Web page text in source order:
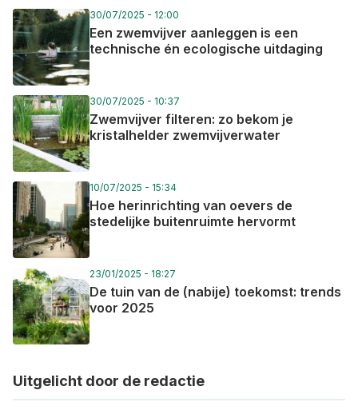
tussen het regionale valleilandschap en de dorpskern.
Dit past in de visie Alken Valley 2030 en draagt bij tot
een klimaatrobuust Alken.
Arendonk
De gemeente Arendonk zal via drie projecten de
groenblauwe structuur van de waterloop Wamp
versterken en daarbij meer ruimte creëren voor
infiltratie en buffering van (regen)water.
Bovenstrooms wordt het speelplein De Vloed onthard
en ingericht als waterbuffer met natuurlijke
waterspeeltuin voor de buurt. Daarnaast worden
terreinen van het Gemeenschapsonderwijs langs de
Wamp aangekocht en ingericht als
overstromingsgebied, moeraszone en een natuurlijk
park met een verbindende functie in het trage
wegennetwerk. Tot slot wordt een
woonuitbreidingsgebied herbestemd naar een
openruimtegebied om bijkomende bebouwing te
30/07/2025 - 12:00
Een zwemvijver aanleggen is een
technische én ecologische uitdaging
30/07/2025 - 10:37
Zwemvijver filteren: zo bekom je
kristalhelder zwemvijverwater
10/07/2025 - 15:34
Hoe herinrichting van oevers de
stedelijke buitenruimte hervormt
23/01/2025 - 18:27
De tuin van de (nabije) toekomst: trends
voor 2025
Uitgelicht door de redactie